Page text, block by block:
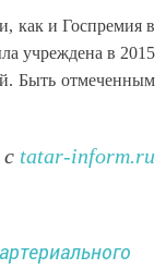
как и Госпремия в
учреждена в 2015
Быть отмеченным
tatar-inform.ru